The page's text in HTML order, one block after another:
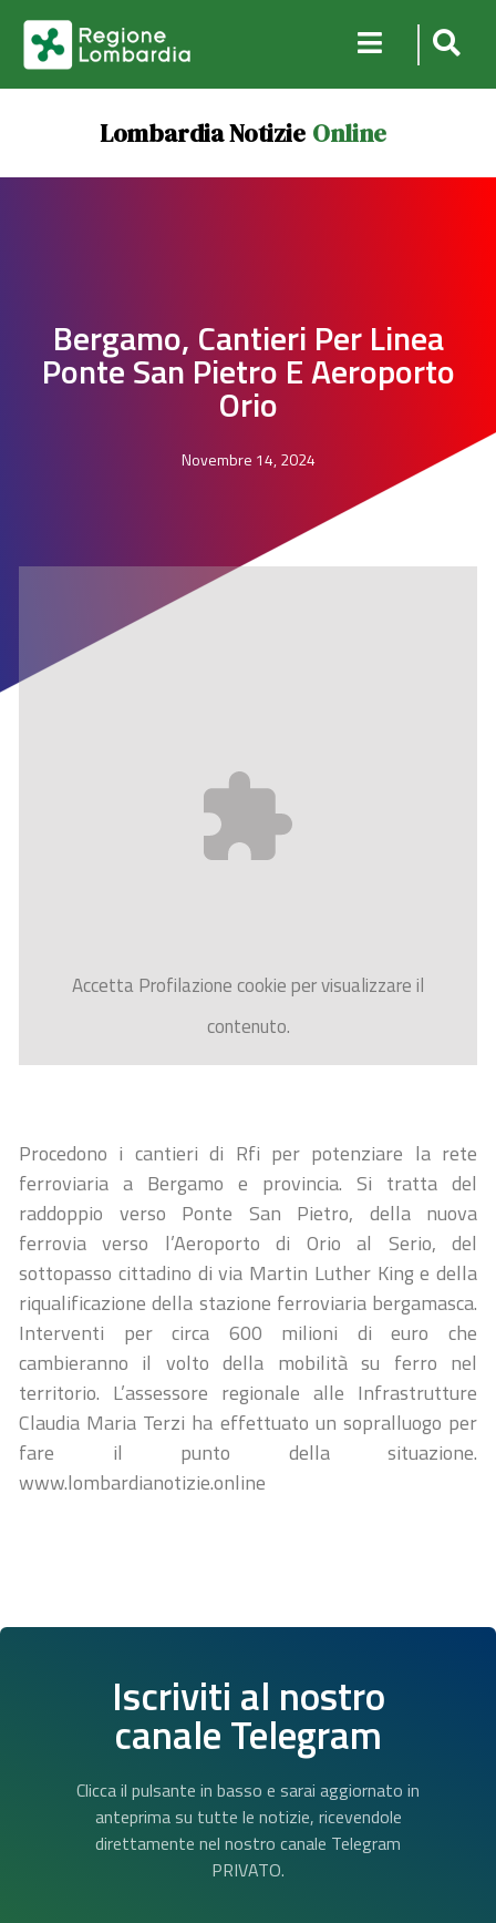
Lombardia Notizie Online
Bergamo, Cantieri Per Linea
Ponte San Pietro E Aeroporto
Orio
Novembre 14, 2024
AccettaProfilazionecookie per visualizzare il
contenuto.
Procedono i cantieri di Rfi per potenziare la rete
ferroviaria a Bergamo e provincia. Si tratta del
raddoppio verso Ponte San Pietro, della nuova
ferrovia verso l’Aeroporto di Orio al Serio, del
sottopasso cittadino di via Martin Luther King e della
riqualificazione della stazione ferroviaria bergamasca.
Interventi per circa 600 milioni di euro che
cambieranno il volto della mobilità su ferro nel
territorio. L’assessore regionale alle Infrastrutture
Claudia Maria Terzi ha effettuato un sopralluogo per
fare il punto della situazione.
www.lombardianotizie.online
Iscriviti al nostro
canale Telegram
Clicca il pulsante in basso e sarai aggiornato in
anteprima su tutte le notizie, ricevendole
direttamente nel nostro canale Telegram
PRIVATO.